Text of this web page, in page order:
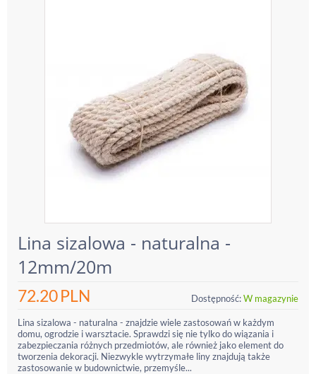
Lina sizalowa - naturalna -
12mm/20m
72.20PLN Dostępność:W magazynie
Lina sizalowa - naturalna - znajdzie wiele zastosowań w każdym
domu, ogrodzie i warsztacie. Sprawdzi się nie tylko do wiązania i
zabezpieczania różnych przedmiotów, ale również jako element do
tworzenia dekoracji. Niezwykle wytrzymałe liny znajdują także
zastosowanie w budownictwie, przemyśle...